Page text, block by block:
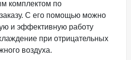
комплектом по
С его помощью можно
и эффективную работу
при отрицательных
воздуха.